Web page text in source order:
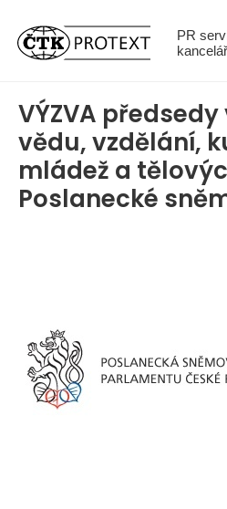
PR
VÝZVA
vědu, vzdělání,
mládež a
Poslanecké